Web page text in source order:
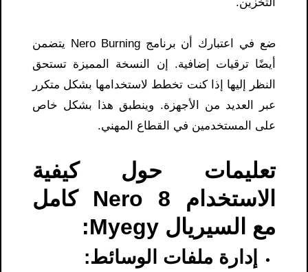
ضع في اعتبارك أن برنامج Nero Burning يتضمن
أيضًا ترقيات إضافية. إن النسخة المميزة تستحق
النظر إليها إذا كنت تخطط لاستخدامها بشكل متكرر
عبر العديد من الأجهزة. وينطبق هذا بشكل خاص
على المستخدمين في القطاع المهني.
تعليمات حول كيفية
الاستخدام Nero 8 كامل
مع السيريال Myegy:
إدارة ملفات الوسائط: